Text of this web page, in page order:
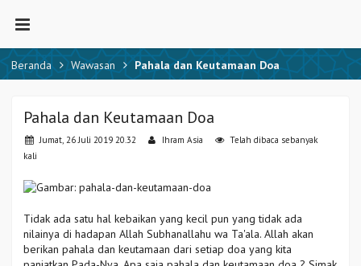
Beranda Wawasan Pahala dan Keutamaan Doa
Pahala dan Keutamaan Doa
Jumat, 26 Juli 2019 20.32 Ihram Asia
Telah dibaca sebanyak
kali
Tidak ada satu hal kebaikan yang kecil pun yang tidak ada
nilainya di hadapan Allah Subhanallahu wa Ta'ala. Allah akan
berikan pahala dan keutamaan dari setiap doa yang kita